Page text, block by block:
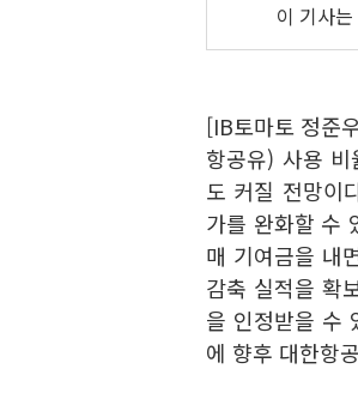
이 기사는
[IB토마토 정준
항공유) 사용
도 커질 전망이
가를 완화할 수
매 기여금을 내
감축 실적을 확
을 인정받을 수
에 향후 대한항